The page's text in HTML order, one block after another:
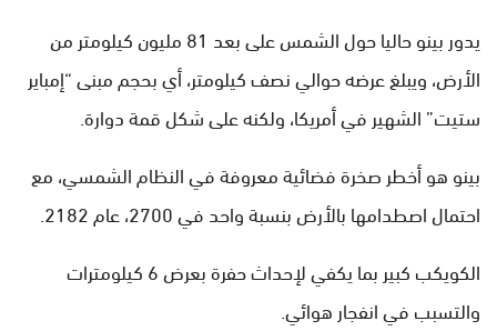
يدور بينو حاليا حول الشمس على بعد 81 مليون كيلومتر من
الأرض، ويبلغ عرضه حوالي نصف كيلومتر، أي بحجم مبنى “إمباير
ستيت” الشهير في أمريكا، ولكنه على شكل قمة دوارة.
بينو هو أخطر صخرة فضائية معروفة في النظام الشمسي، مع
احتمال اصطدامها بالأرض بنسبة واحد في 2700، عام 2182.
الكويكب كبير بما يكفي لإحداث حفرة بعرض 6 كيلومترات
والتسبب في انفجار هوائي.